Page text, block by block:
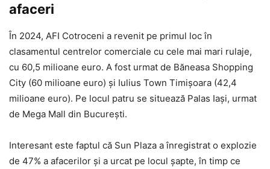
afaceri
În 2024, AFI Cotroceni a revenit pe primul loc în
clasamentul centrelor comerciale cu cele mai mari rulaje,
cu 60,5 milioane euro. A fost urmat de Băneasa Shopping
City (60 milioane euro) și Iulius Town Timișoara (42,4
milioane euro). Pe locul patru se situează Palas Iași, urmat
de Mega Mall din București.
Interesant este faptul că Sun Plaza a înregistrat o explozie
de 47% a afacerilor și a urcat pe locul șapte, în timp ce